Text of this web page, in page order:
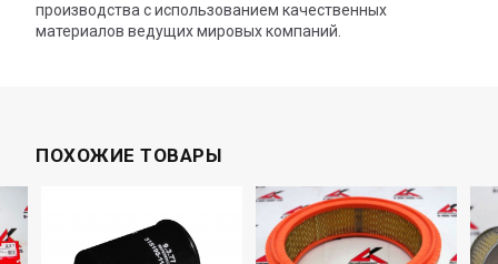
производства с использованием качественных
материалов ведущих мировых компаний.
ПОХОЖИЕ ТОВАРЫ